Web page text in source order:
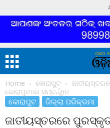
Home କୋରାପୁଟ
କୋରାପୁଟରେ ସମ୍ବର୍ନ୍ଧିତ
କୋରାପୁଟ ଜିଲ୍ଲା ପରିକ୍ରମା
ଜାତୀୟସ୍ତରରେ